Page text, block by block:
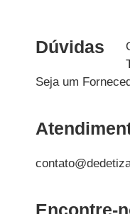
Dúvidas
Seja um
Encontre-